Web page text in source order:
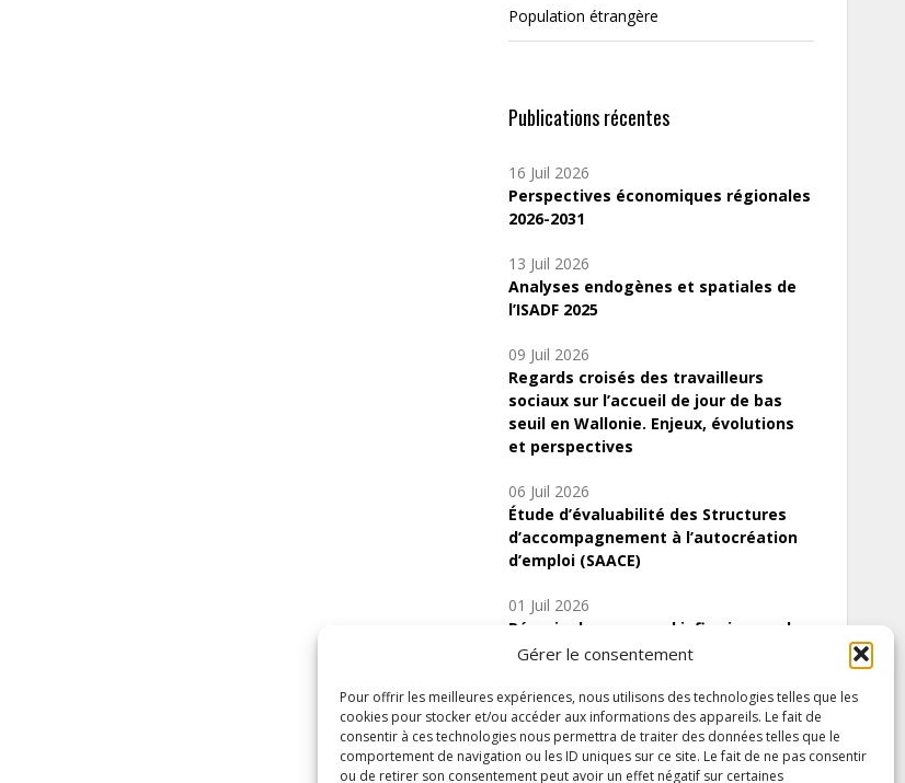
Gérer le consentement
Pour offrir les meilleures expériences, nous utilisons des technologies telles que les
cookies pour stocker et/ou accéder aux informations des appareils. Le fait de
consentir à ces technologies nous permettra de traiter des données telles que le
comportement de navigation ou les ID uniques sur ce site. Le fait de ne pas consentir
ou de retirer son consentement peut avoir un effet négatif sur certaines
Population étrangère
Publications récentes
16 Juil 2026
Perspectives économiques régionales
2026-2031
13 Juil 2026
Analyses endogènes et spatiales de
l’ISADF 2025
09 Juil 2026
Regards croisés des travailleurs
sociaux sur l’accueil de jour de bas
seuil en Wallonie. Enjeux, évolutions
et perspectives
06 Juil 2026
Étude d’évaluabilité des Structures
d’accompagnement à l’autocréation
d’emploi (SAACE)
01 Juil 2026
Pénurie du personnel infirmier :quels
indicateurs d’offre de soins pour
Inscrivez-vous à notre newsletter